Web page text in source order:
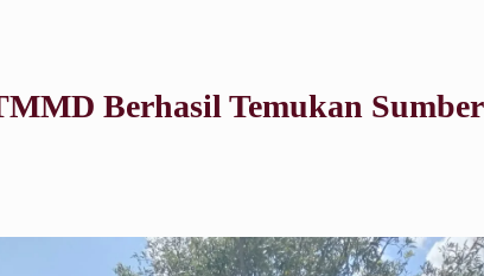
Berhasil Temukan Sumber